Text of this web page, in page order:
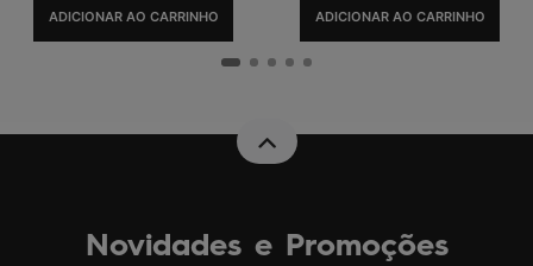
ADICIONAR AO CARRINHO ADICIONAR AO CARRINHO
Novidades e Promoções